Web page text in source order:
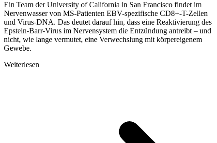
Ein Team der University of California in San Francisco findet im
Nervenwasser von MS-Patienten EBV-spezifische CD8+-T-Zellen
und Virus-DNA. Das deutet darauf hin, dass eine Reaktivierung des
Epstein-Barr-Virus im Nervensystem die Entzündung antreibt – und
nicht, wie lange vermutet, eine Verwechslung mit körpereigenem
Gewebe.
Weiterlesen